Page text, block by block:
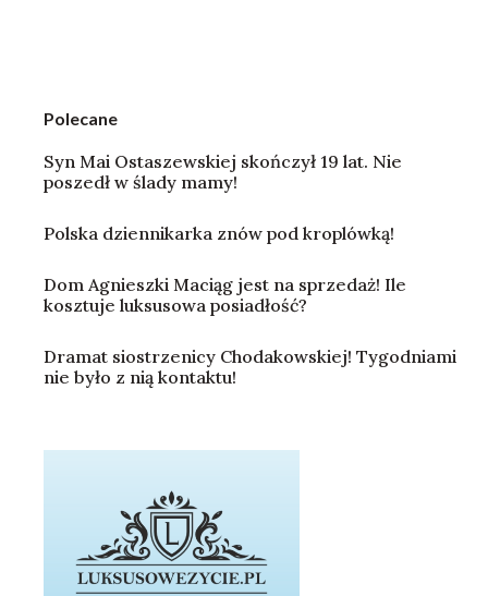
Polecane
Syn Mai Ostaszewskiej skończył 19 lat. Nie
poszedł w ślady mamy!
Polska dziennikarka znów pod kroplówką!
Dom Agnieszki Maciąg jest na sprzedaż! Ile
kosztuje luksusowa posiadłość?
Dramat siostrzenicy Chodakowskiej! Tygodniami
nie było z nią kontaktu!